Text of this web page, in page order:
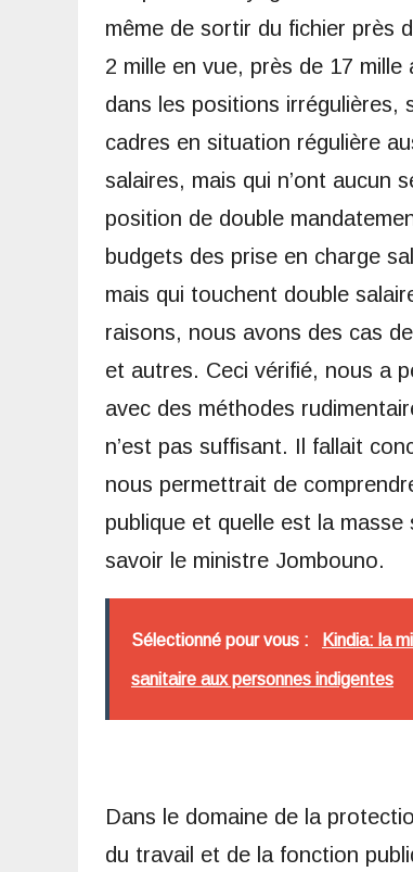
même de sortir du fichier près
2 mille en vue, près de 17
dans les positions irrégulières,
cadres en situation régulière
salaires, mais qui n’ont aucun
position de double
budgets des prise en charge
mais qui touchent double
raisons, nous avons des cas
et autres. Ceci vérifié, nous a
avec des méthodes
n’est pas suffisant. Il fallait
nous permettrait de
publique et quelle est la
savoir le ministre Jombouno.
Sélectionné pour vous : Kindia: la
sanitaire aux personnes indigentes
Dans le domaine de la
du travail et de la fonction